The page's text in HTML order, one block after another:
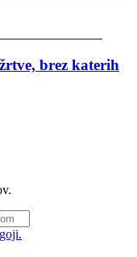
brez katerih